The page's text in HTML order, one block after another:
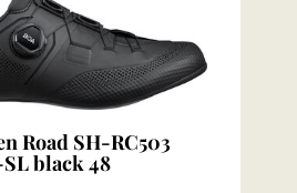
Road SH-RC503
black 48